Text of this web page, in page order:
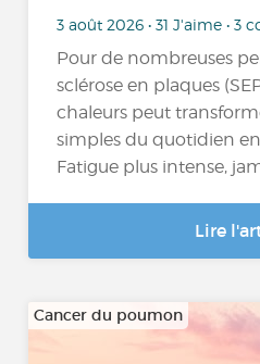
3 août 2026 • 31 J'aime • 3
Pour de nombreuses
sclérose en plaques
chaleurs peut
simples du quotidien
Fatigue plus intense,
Lire
Cancer du poumon